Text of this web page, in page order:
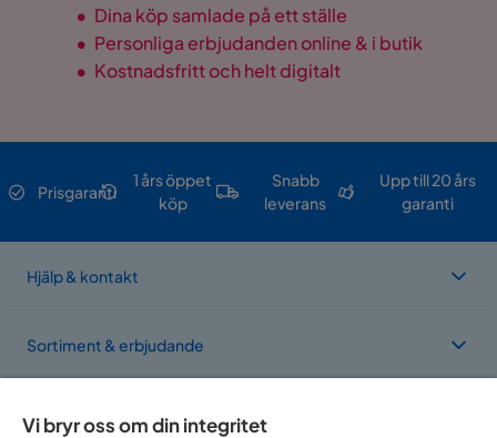
• Dina köp samlade på ett ställe
• Personliga erbjudanden online & i butik
• Kostnadsfritt och helt digitalt
Prisgaranti
1 års öppet
köp
Snabb
leverans
Upp till 20 års
garanti
Hjälp & kontakt
Sortiment & erbjudande
Vi bryr oss om din integritet